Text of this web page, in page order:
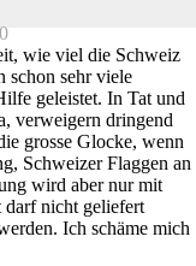
wie viel die Schweiz
schon sehr viele
geleistet. In Tat und
verweigern dringend
grosse Glocke, wenn
Schweizer Flaggen an
wird aber nur mit
darf nicht geliefert
Ich schäme mich